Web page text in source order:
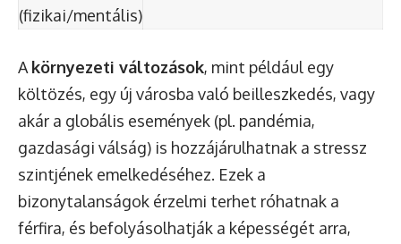
(fizikai/mentális)
A környezeti változások, mint például egy
költözés, egy új városba való beilleszkedés, vagy
akár a globális események (pl. pandémia,
gazdasági válság) is hozzájárulhatnak a stressz
szintjének emelkedéséhez. Ezek a
bizonytalanságok érzelmi terhet róhatnak a
férfira, és befolyásolhatják a képességét arra,